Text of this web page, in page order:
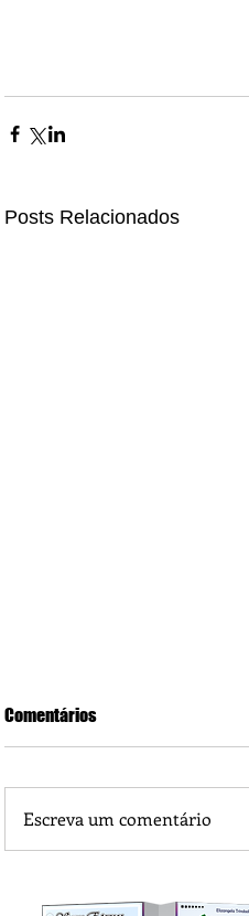
Posts Relacionados
Comentários
Escreva um comentário